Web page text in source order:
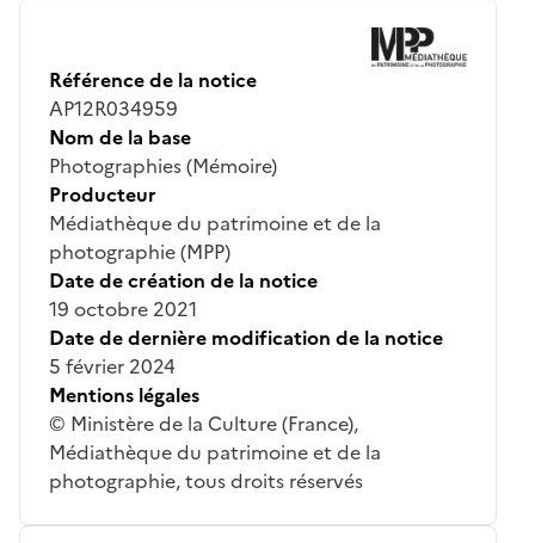
Référence de la notice
AP12R034959
Nom de la base
Photographies (Mémoire)
Producteur
Médiathèque du patrimoine et de la
photographie (MPP)
Date de création de la notice
19 octobre 2021
Date de dernière modification de la notice
5 février 2024
Mentions légales
© Ministère de la Culture (France),
Médiathèque du patrimoine et de la
photographie, tous droits réservés